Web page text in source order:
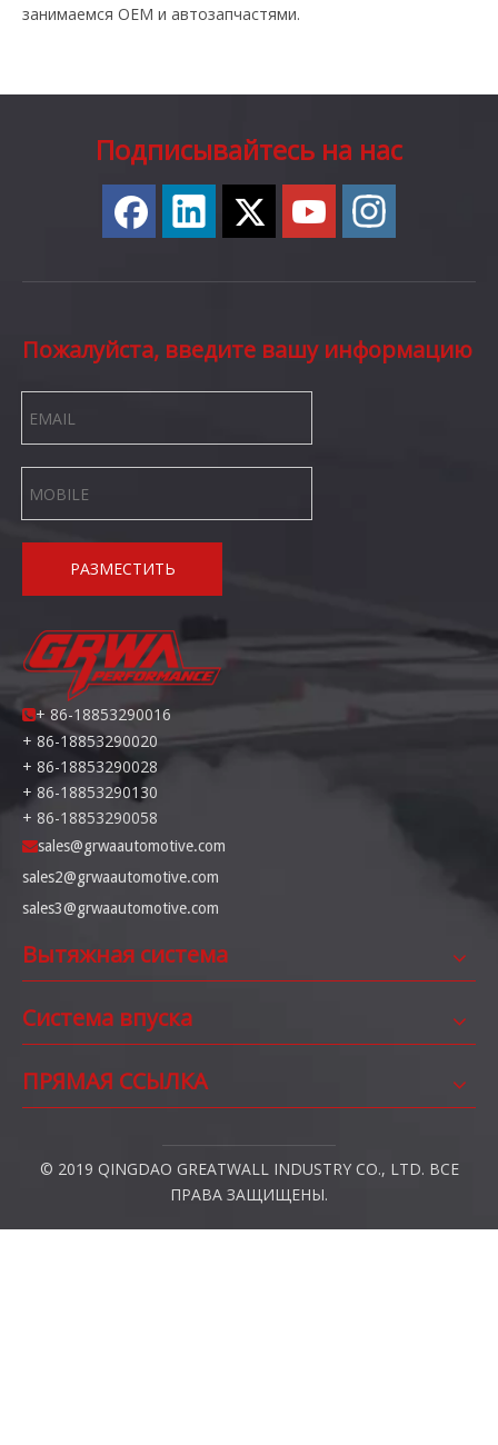
занимаемся OEM и автозапчастями.
Подписывайтесь на нас
Пожалуйста, введите вашу информацию
РАЗМЕСТИТЬ
+ 86-18853290016
+ 86-18853290020
+ 86-18853290028
+ 86-18853290130
+ 86-18853290058
sales@grwaautomotive.com
sales2@grwaautomotive.com
sales3@grwaautomotive.com
Вытяжная система
Система впуска
ПРЯМАЯ ССЫЛКА
© 2019 QINGDAO GREATWALL INDUSTRY CO., LTD. ВСЕ
ПРАВА ЗАЩИЩЕНЫ.